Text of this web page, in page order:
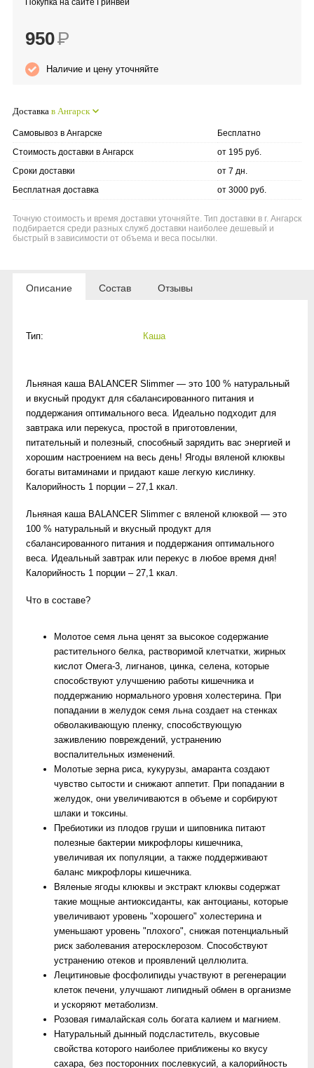
Green Minds
Покупка на сайте Гринвей
950Р
Наличие и цену уточняйте
Доставка в Ангарск
Самовывоз в Ангарске
Бесплатно
Стоимость доставки в Ангарск
от 195 руб.
Сроки доставки
от 7 дн.
Бесплатная доставка
от 3000 руб.
Точную стоимость и время доставки уточняйте. Тип доставки в г. Ангарск
подбирается среди разных служб доставки наиболее дешевый и
быстрый в зависимости от объема и веса посылки.
Описание Состав Отзывы
Тип: Каша
Льняная каша BALANCER Slimmer — это 100 % натуральный
и вкусный продукт для сбалансированного питания и
поддержания оптимального веса. Идеально подходит для
завтрака или перекуса, простой в приготовлении,
питательный и полезный, способный зарядить вас энергией и
хорошим настроением на весь день! Ягоды вяленой клюквы
богаты витаминами и придают каше легкую кислинку.
Калорийность 1 порции – 27,1 ккал.
Льняная каша BALANCER Slimmer с вяленой клюквой — это
100 % натуральный и вкусный продукт для
сбалансированного питания и поддержания оптимального
веса. Идеальный завтрак или перекус в любое время дня!
Калорийность 1 порции – 27,1 ккал.
Что в составе?
Молотое семя льна ценят за высокое содержание
растительного белка, растворимой клетчатки, жирных
кислот Омега-3, лигнанов, цинка, селена, которые
способствуют улучшению работы кишечника и
поддержанию нормального уровня холестерина. При
попадании в желудок семя льна создает на стенках
обволакивающую пленку, способствующую
заживлению повреждений, устранению
воспалительных изменений.
Молотые зерна риса, кукурузы, амаранта создают
чувство сытости и снижают аппетит. При попадании в
желудок, они увеличиваются в объеме и сорбируют
шлаки и токсины.
Пребиотики из плодов груши и шиповника питают
полезные бактерии микрофлоры кишечника,
увеличивая их популяции, а также поддерживают
баланс микрофлоры кишечника.
Вяленые ягоды клюквы и экстракт клюквы содержат
такие мощные антиоксиданты, как антоцианы, которые
увеличивают уровень "хорошего" холестерина и
уменьшают уровень "плохого", снижая потенциальный
риск заболевания атеросклерозом. Способствуют
устранению отеков и проявлений целлюлита.
Лецитиновые фосфолипиды участвуют в регенерации
клеток печени, улучшают липидный обмен в организме
и ускоряют метаболизм.
Розовая гималайская соль богата калием и магнием.
Натуральный дынный подсластитель, вкусовые
свойства которого наиболее приближены ко вкусу
сахара, без посторонних послевкусий, а калорийность